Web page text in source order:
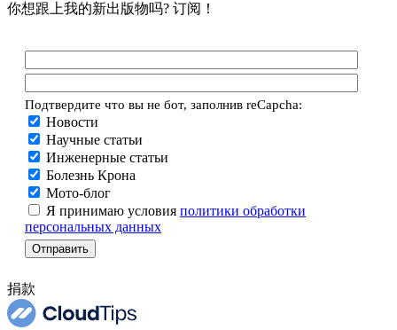
你想跟上我的新出版物吗? 订阅！
Подтвердите что вы не бот, заполнив reCapcha:
Новости
Научные статьи
Инженерные статьи
Болезнь Крона
Мото-блог
Я принимаю условия политики обработки
персональных данных
捐款